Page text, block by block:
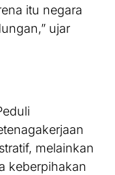
itu negara
ujar
melainkan
keberpihakan